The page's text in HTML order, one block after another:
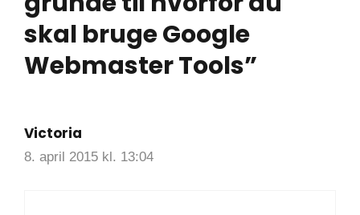
skal bruge Google
Webmaster Tools”
Victoria
8. april 2015 kl. 13:04